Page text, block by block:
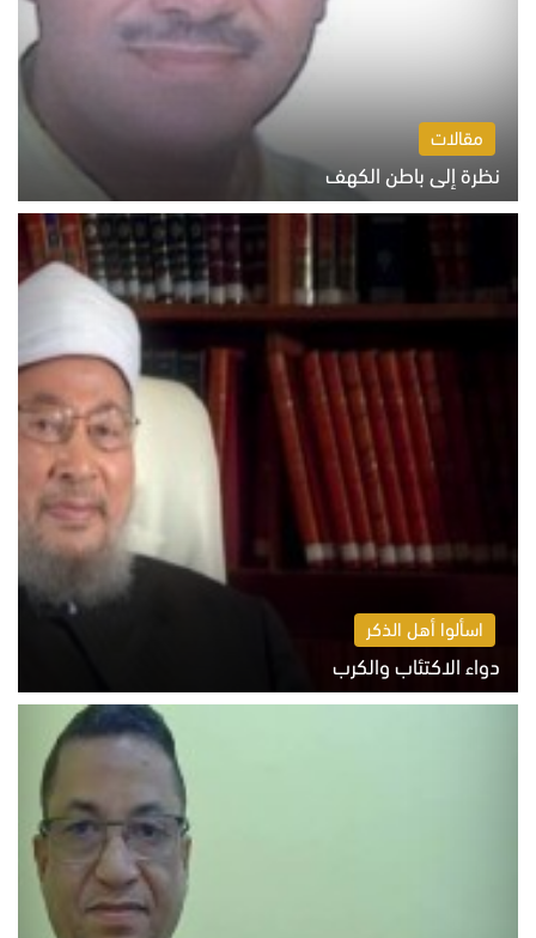
مقالات
نظرة إلى باطن الكهف
السبت 8 أغسطس 2026 11:04 ص
اسألوا أهل الذكر
دواء الاكتئاب والكرب
السبت 8 أغسطس 2026 10:54 ص